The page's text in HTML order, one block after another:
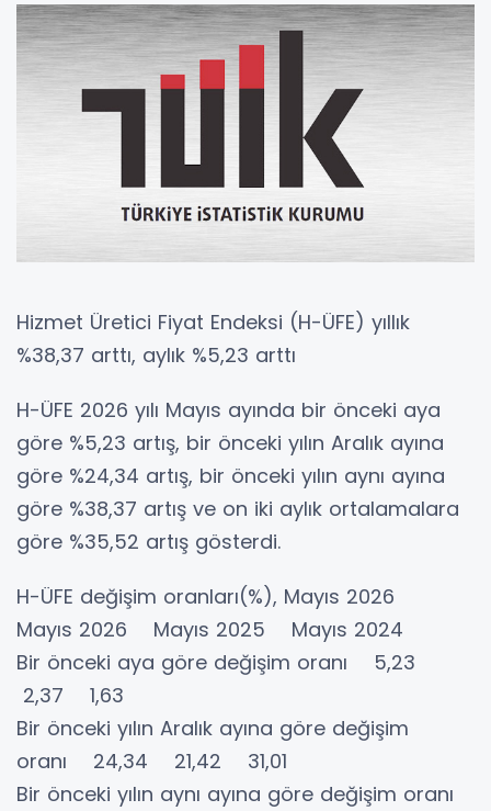
Hizmet Üretici Fiyat Endeksi (H-ÜFE) yıllık
%38,37 arttı, aylık %5,23 arttı
H-ÜFE 2026 yılı Mayıs ayında bir önceki aya
göre %5,23 artış, bir önceki yılın Aralık ayına
göre %24,34 artış, bir önceki yılın aynı ayına
göre %38,37 artış ve on iki aylık ortalamalara
göre %35,52 artış gösterdi.
H-ÜFE değişim oranları(%), Mayıs 2026
Mayıs 2026 Mayıs 2025 Mayıs 2024
Bir önceki aya göre değişim oranı 5,23
2,37 1,63
Bir önceki yılın Aralık ayına göre değişim
oranı 24,34 21,42 31,01
Bir önceki yılın aynı ayına göre değişim oranı